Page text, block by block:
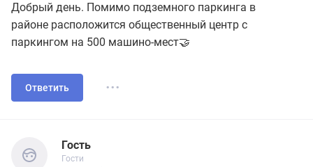
задумайтесь, где будет парковаться большая часть
жителей этого жк?
Добрый день. Помимо подземного паркинга в
районе расположится общественный центр с
паркингом на 500 машино-мест🤝
Ответить ...
Гость
Гость
Гости
Гости